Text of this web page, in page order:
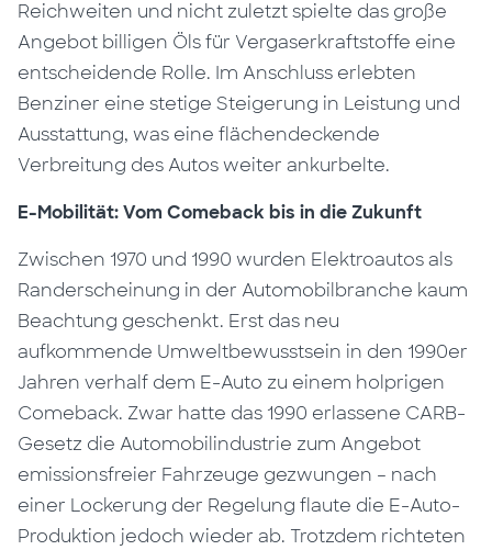
Reichweiten und nicht zuletzt spielte das große
Angebot billigen Öls für Vergaserkraftstoffe eine
entscheidende Rolle. Im Anschluss erlebten
Benziner eine stetige Steigerung in Leistung und
Ausstattung, was eine flächendeckende
Verbreitung des Autos weiter ankurbelte.
E-Mobilität: Vom Comeback bis in die Zukunft
Zwischen 1970 und 1990 wurden Elektroautos als
Randerscheinung in der Automobilbranche kaum
Beachtung geschenkt. Erst das neu
aufkommende Umweltbewusstsein in den 1990er
Jahren verhalf dem E-Auto zu einem holprigen
Comeback. Zwar hatte das 1990 erlassene CARB-
Gesetz die Automobilindustrie zum Angebot
emissionsfreier Fahrzeuge gezwungen – nach
einer Lockerung der Regelung flaute die E-Auto-
Produktion jedoch wieder ab. Trotzdem richteten